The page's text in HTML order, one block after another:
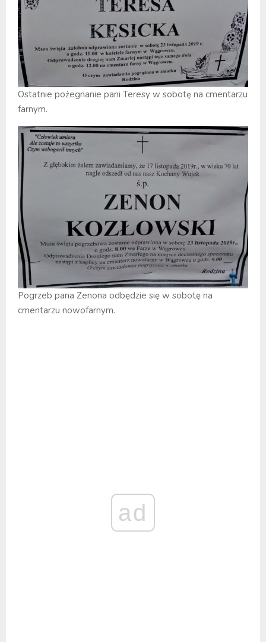
Ostatnie pożegnanie pani Teresy w sobotę na cmentarzu
farnym.
Pogrzeb pana Zenona odbędzie się w sobotę na
cmentarzu nowofarnym.
ad